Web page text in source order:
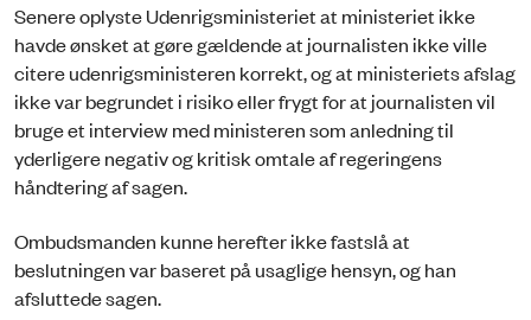
Senere oplyste Udenrigsministeriet at ministeriet ikke
havde ønsket at gøre gældende at journalisten ikke ville
citere udenrigsministeren korrekt, og at ministeriets afslag
ikke var begrundet i risiko eller frygt for at journalisten vil
bruge et interview med ministeren som anledning til
yderligere negativ og kritisk omtale af regeringens
håndtering af sagen.
Ombudsmanden kunne herefter ikke fastslå at
beslutningen var baseret på usaglige hensyn, og han
afsluttede sagen.